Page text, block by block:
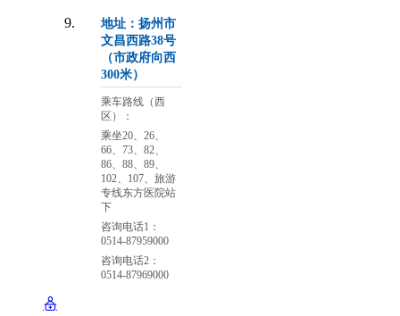
地址：扬州市
文昌西路38号
（市政府向西
300米）
乘车路线（西
区）：
乘坐20、26、
66、73、82、
86、88、89、
102、107、旅游
专线东方医院站
下
咨询电话1：
0514-87959000
咨询电话2：
0514-87969000